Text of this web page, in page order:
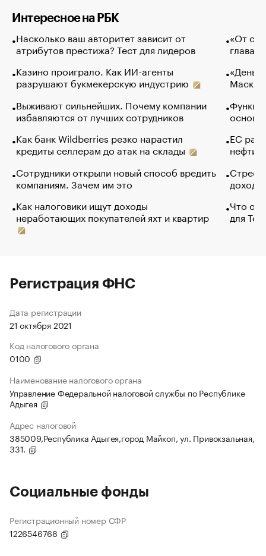
Интересное на РБК
Насколько ваш авторитет зависит от
атрибутов престижа? Тест для лидеров
Казино проиграло. Как ИИ-агенты
разрушают букмекерскую индустрию
Выживают сильнейших. Почему компании
избавляются от лучших сотрудников
Как банк Wildberries резко нарастил
кредиты селлерам до атак на склады
Сотрудники открыли новый способ вредить
компаниям. Зачем им это
Как налоговики ищут доходы
неработающих покупателей яхт и квартир
«От
глава
Маск в
основ
ЕС
нефти
Что
для
Регистрация ФНС
Дата регистрации
21 октября 2021
Код налогового органа
0100
Наименование налогового органа
Управление Федеральной налоговой службы по Республике
Адыгея
Адрес налоговой
385009,Республика Адыгея,город Майкоп, ул. Привокзальная,
331.
Социальные фонды
Регистрационный номер СФР
1226546768